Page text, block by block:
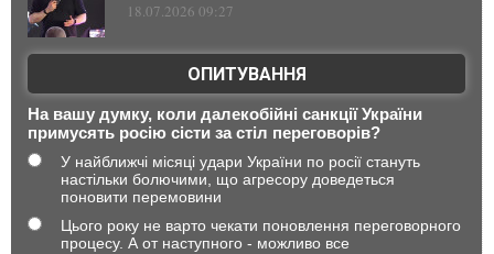
18.07.2026 09:27
ОПИТУВАННЯ
На вашу думку, коли далекобійні санкції України
примусять росію сісти за стіл переговорів?
У найближчі місяці удари України по росії стануть
настільки болючими, що агресору доведеться
поновити перемовини
Цього року не варто чекати поновлення переговорного
процесу. А от наступного - можливо все